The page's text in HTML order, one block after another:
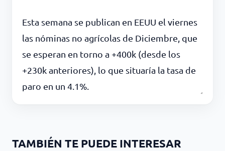
Esta semana se publican en EEUU el viernes
las nóminas no agrícolas de Diciembre, que
se esperan en torno a +400k (desde los
+230k anteriores), lo que situaría la tasa de
paro en un 4.1%.
TAMBIÉN TE PUEDE INTERESAR